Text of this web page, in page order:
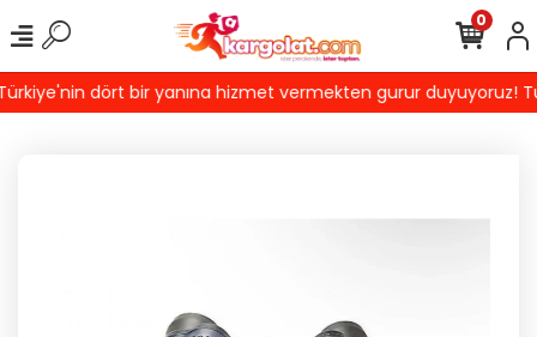
dört bir yanına hizmet vermekten gurur duyuyoruz!
0